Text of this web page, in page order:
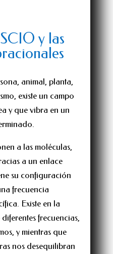
y las
animal, planta,
existe un campo
y que vibra en un
a las moléculas,
a un enlace
su configuración
frecuencia
Existe en la
frecuencias,
y mientras que
nos desequilibran